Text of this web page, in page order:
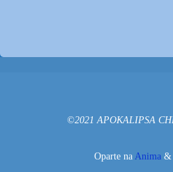
©2021 APOKALIPSA
Oparte naAnima &